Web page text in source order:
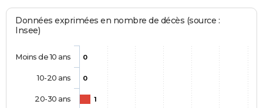
Données exprimées en nombre de décès (source :
Insee)
0
0
1
Moins de 10 ans
10-20 ans
20-30 ans